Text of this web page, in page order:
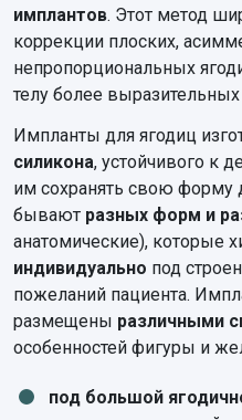
имплантов. Этот метод
коррекции плоских,
непропорциональных
телу более выразительных
Импланты для ягодиц
силикона, устойчивого к
им сохранять свою форму
бывают разных форм и
анатомические), которые
индивидуально под
пожеланий пациента.
размещены различными
особенностей фигуры и
под большой